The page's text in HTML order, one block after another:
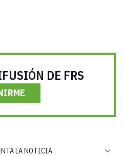
DE FRS
LA NOTICIA